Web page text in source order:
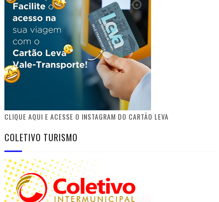
CLIQUE AQUI E ACESSE O INSTAGRAM DO CARTÃO LEVA
COLETIVO TURISMO